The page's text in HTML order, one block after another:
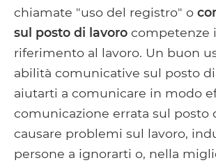
chiamate "uso del registro" o
sul posto di lavoro competenze
riferimento al lavoro. Un buon
abilità comunicative sul posto
aiutarti a comunicare in modo
comunicazione errata sul posto
causare problemi sul lavoro,
persone a ignorarti o, nella